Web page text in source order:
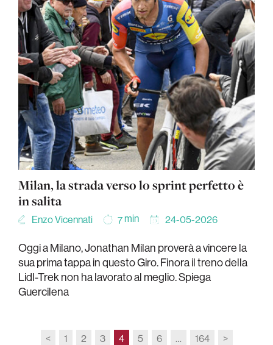
Milan, la strada verso lo sprint perfetto è
in salita
Enzo Vicennati 7min 24-05-2026
Oggi a Milano, Jonathan Milan proverà a vincere la
sua prima tappa in questo Giro. Finora il treno della
Lidl-Trek non ha lavorato al meglio. Spiega
Guercilena
< 1 2 3 4 5 6 … 164 >